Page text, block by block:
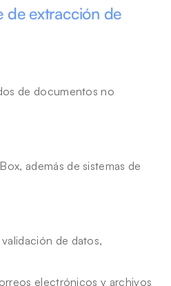
de extracción de
de documentos no
además de sistemas de
de datos,
electrónicos y archivos